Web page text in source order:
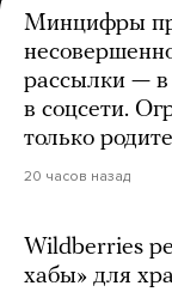
Минцифры
рассылки — в
в соцсети.
только
20 часов назад
Wildberries
хабы» для